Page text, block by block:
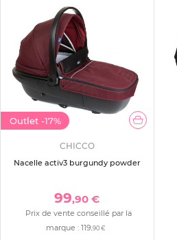
Outlet -17%
CHICCO
Nacelle activ3 burgundy powder
99,90 €
Prix de vente conseillé par la
marque : 119 ,90 €